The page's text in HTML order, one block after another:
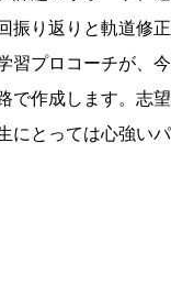
振り返りと軌道修正
習プロコーチが、今
で作成します。志望
にとっては心強いパ